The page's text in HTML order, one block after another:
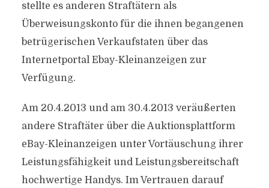
stellte es anderen Straftätern als
Überweisungskonto für die ihnen begangenen
betrügerischen Verkaufstaten über das
Internetportal Ebay-Kleinanzeigen zur
Verfügung.
Am 20.4.2013 und am 30.4.2013 veräußerten
andere Straftäter über die Auktionsplattform
eBay-Kleinanzeigen unter Vortäuschung ihrer
Leistungsfähigkeit und Leistungsbereitschaft
hochwertige Handys. Im Vertrauen darauf